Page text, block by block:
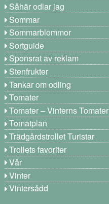
Såhär odlar jag
Sommar
Sommarblommor
Sortguide
Sponsrat av reklam
Stenfrukter
Tankar om odling
Tomater
Tomater – Vinterns Tomater
Tomatplan
Trädgårdstrollet Turistar
Trollets favoriter
Vår
Vinter
Vintersådd